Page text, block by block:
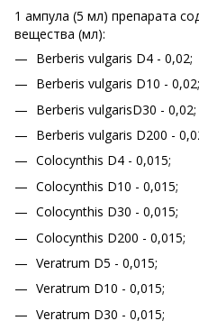
1 ампула (5 мл) препарата
вещества (мл):
Berberis vulgaris D4 - 0,02;
Berberis vulgaris D10 - 0,02;
Berberis vulgarisD30 - 0,02;
Berberis vulgaris D200 -
Colocynthis D4 - 0,015;
Colocynthis D10 - 0,015;
Colocynthis D30 - 0,015;
Colocynthis D200 - 0,015;
Veratrum D5 - 0,015;
Veratrum D10 - 0,015;
Veratrum D30 - 0,015;